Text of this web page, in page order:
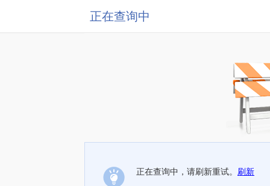
正在查询中
正在查询中，请刷新重试。 刷新